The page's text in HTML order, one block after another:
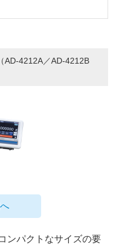
AD-4212A／AD-4212B
ンパクトなサイズの要